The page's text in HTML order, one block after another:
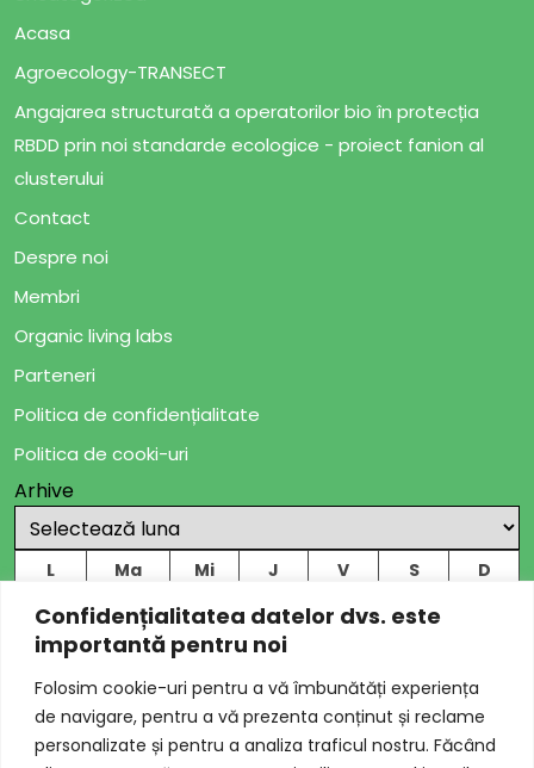
Confidențialitatea datelor dvs. este
importantă pentru noi
Folosim cookie-uri pentru a vă îmbunătăți experiența
de navigare, pentru a vă prezenta conținut și reclame
personalizate și pentru a analiza traficul nostru. Făcând
Acasa
Agroecology-TRANSECT
Angajarea structurată a operatorilor bio în protecția
RBDD prin noi standarde ecologice - proiect fanion al
clusterului
Contact
Despre noi
Membri
Organic living labs
Parteneri
Politica de confidențialitate
Politica de cooki-uri
Arhive
L Ma Mi J V S
D
1
3
4 5 6
10
11 12 13 14 15
16
17
18 19 20 21 22
23